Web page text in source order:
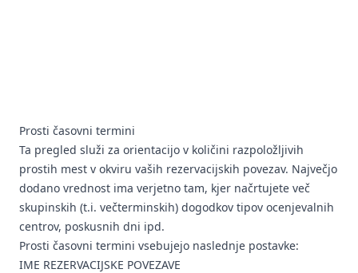
Prosti časovni termini
Ta pregled služi za orientacijo v količini razpoložljivih
prostih mest v okviru vaših rezervacijskih povezav. Največjo
dodano vrednost ima verjetno tam, kjer načrtujete več
skupinskih (t.i. večterminskih) dogodkov tipov ocenjevalnih
centrov, poskusnih dni ipd.
Prosti časovni termini vsebujejo naslednje postavke:
IME REZERVACIJSKE POVEZAVE